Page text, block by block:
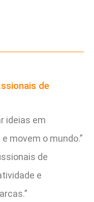
de
ideias em
movem o mundo.”
de
e